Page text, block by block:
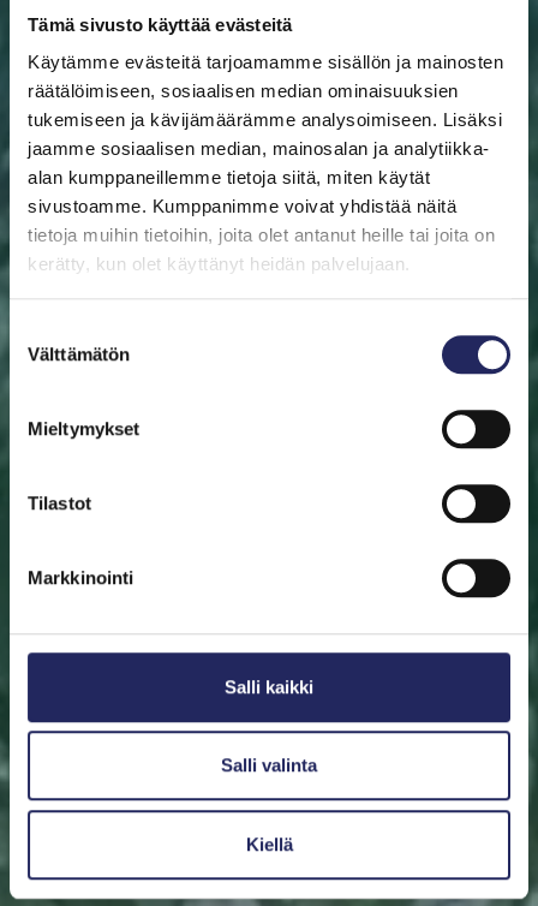
Tämä sivusto käyttää evästeitä
Käytämme evästeitä tarjoamamme sisällön ja mainosten
räätälöimiseen, sosiaalisen median ominaisuuksien
tukemiseen ja kävijämäärämme analysoimiseen. Lisäksi
jaamme sosiaalisen median, mainosalan ja analytiikka-
alan kumppaneillemme tietoja siitä, miten käytät
sivustoamme. Kumppanimme voivat yhdistää näitä
tietoja muihin tietoihin, joita olet antanut heille tai joita on
kerätty, kun olet käyttänyt heidän palvelujaan.
valinta
Välttämätön
Mieltymykset
Tilastot
Markkinointi
Salli kaikki
Salli valinta
Kiellä
ETUSIVU AUTA ITÄMERTA LAHJOITA
PELASTA
PALA
Auta pelastamaan Itämeri. Pala Itämerta on myös
saajalle tärkeän merialueen luota. Halutessasi saat
Valitse pala Etsi pelastettu pala